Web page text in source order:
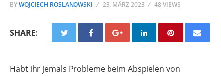
BYWOJCIECH ROSLANOWSKI 23. MÄRZ 2023 48 VIEWS
SHARE:
Habt ihr jemals Probleme beim Abspielen von